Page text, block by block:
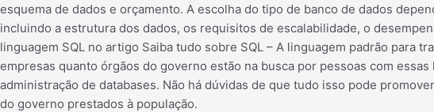
esquema de dados e orçamento. A escolha do tipo de banco de dados
incluindo a estrutura dos dados, os requisitos de escalabilidade, o
linguagem SQL no artigo Saiba tudo sobre SQL – A linguagem padrão para
empresas quanto órgãos do governo estão na busca por pessoas com
administração de databases. Não há dúvidas de que tudo isso pode
do governo prestados à população.